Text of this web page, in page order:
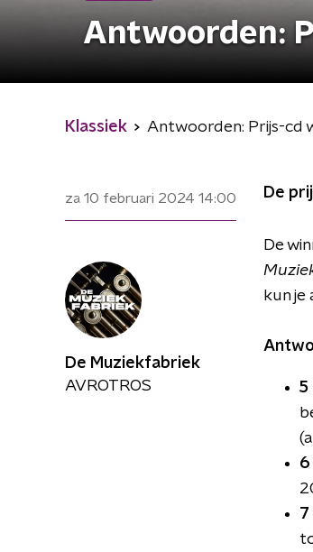
Antwoorden:
Klassiek Antwoorden: Prijs-cd
za 10 februari 2024 14:00 De
De
kun
5
6
7
De Muziekfabriek
AVROTROS